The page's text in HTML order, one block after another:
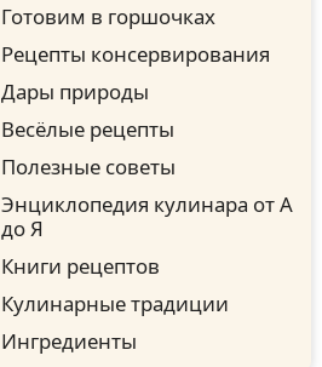
Готовим в горшочках
Рецепты консервирования
Дары природы
Весёлые рецепты
Полезные советы
Энциклопедия кулинара от А
до Я
Книги рецептов
Кулинарные традиции
Ингредиенты